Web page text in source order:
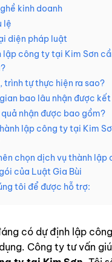
kinh doanh
lệ
diện pháp luật
lập công ty tại Kim Sơn
trình tự thực hiện ra sao?
bao lâu nhận được
nhận được bao gồm?
lập công ty tại Kim
chọn dịch vụ thành lập
của Luật Gia Bùi
tôi để được hỗ trợ:
có dự định lập
Công ty tư vấn